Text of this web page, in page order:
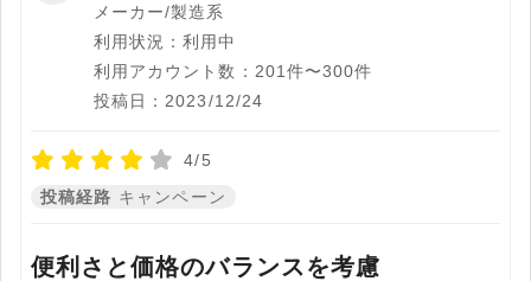
メーカー/製造系
利用状況：利用中
利用アカウント数：201件〜300件
投稿日：2023/12/24
4/5
投稿経路 キャンペーン
便利さと価格のバランスを考慮